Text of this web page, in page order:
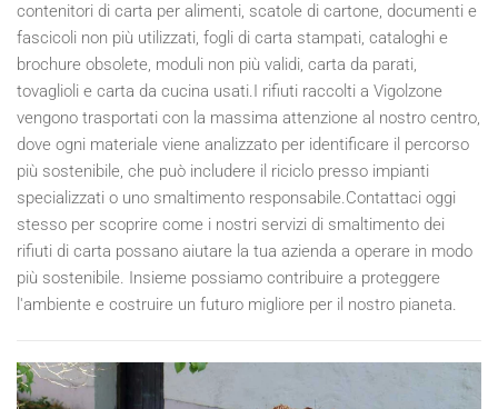
contenitori di carta per alimenti, scatole di cartone, documenti e
fascicoli non più utilizzati, fogli di carta stampati, cataloghi e
brochure obsolete, moduli non più validi, carta da parati,
tovaglioli e carta da cucina usati.I rifiuti raccolti a Vigolzone
vengono trasportati con la massima attenzione al nostro centro,
dove ogni materiale viene analizzato per identificare il percorso
più sostenibile, che può includere il riciclo presso impianti
specializzati o uno smaltimento responsabile.Contattaci oggi
stesso per scoprire come i nostri servizi di smaltimento dei
rifiuti di carta possano aiutare la tua azienda a operare in modo
più sostenibile. Insieme possiamo contribuire a proteggere
l'ambiente e costruire un futuro migliore per il nostro pianeta.